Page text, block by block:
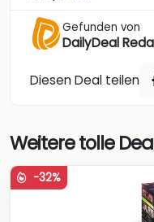
Gefunden von
DailyDeal
Diesen Deal teilen
Weitere tolle
-32%